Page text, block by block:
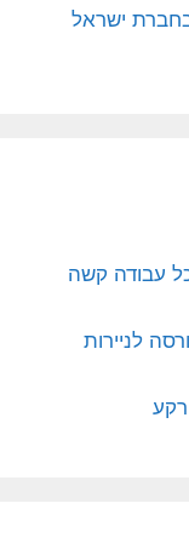
ישראל
עבודה קשה
לניירות